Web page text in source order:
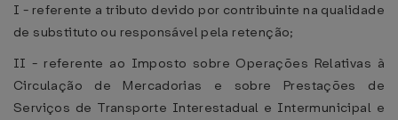
I - referente a tributo devido por contribuinte na qualidade
de substituto ou responsável pela retenção;
II - referente ao Imposto sobre Operações Relativas à
Circulação de Mercadorias e sobre Prestações de
Serviços de Transporte Interestadual e Intermunicipal e